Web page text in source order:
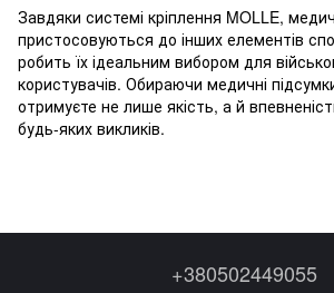
Завдяки системі кріплення MOLLE,
пристосовуються до інших елементів
робить їх ідеальним вибором для
користувачів. Обираючи медичні
отримуєте не лише якість, а й
будь-яких викликів.
+380502449055